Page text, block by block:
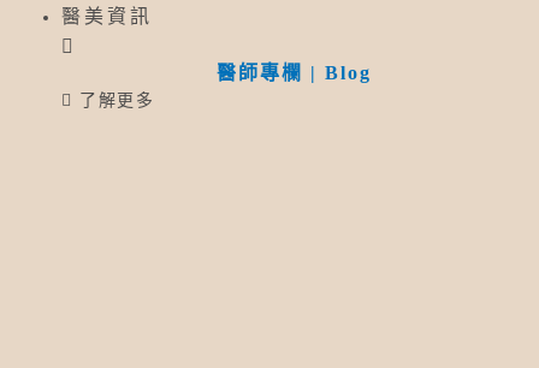
醫美資訊
醫師專欄 | Blog
了解更多